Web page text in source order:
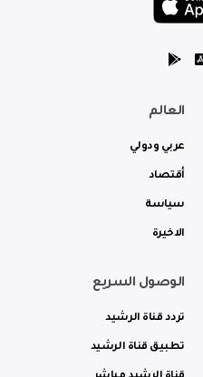
العالم
عربي ودولي
أقتصاد
سياسة
الاخيرة
الوصول السريع
تردد قناة الرشيد
تطبيق قناة الرشيد